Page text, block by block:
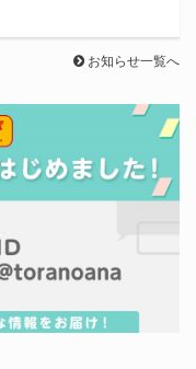
お知らせ一覧へ